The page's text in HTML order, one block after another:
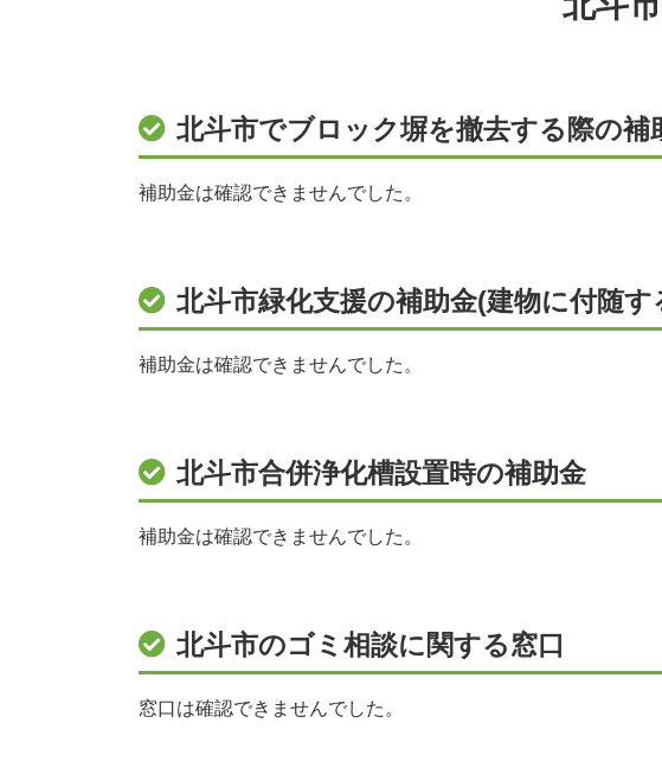
北斗市でブロック塀を撤去する際の補
補助金は確認できませんでした。
北斗市緑化支援の補助金(建物に付随す
補助金は確認できませんでした。
北斗市合併浄化槽設置時の補助金
補助金は確認できませんでした。
北斗市のゴミ相談に関する窓口
窓口は確認できませんでした。